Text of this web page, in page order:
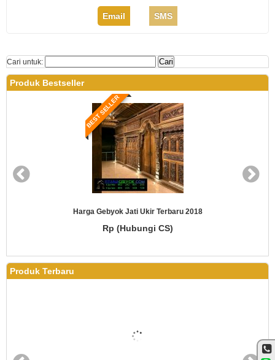
Email SMS
Cari untuk:
Produk Bestseller
BEST SELLER
Harga Gebyok Jati Ukir Terbaru 2018
Rp (Hubungi CS)
Produk Terbaru